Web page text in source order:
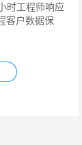
时工程师响应
客户数据保